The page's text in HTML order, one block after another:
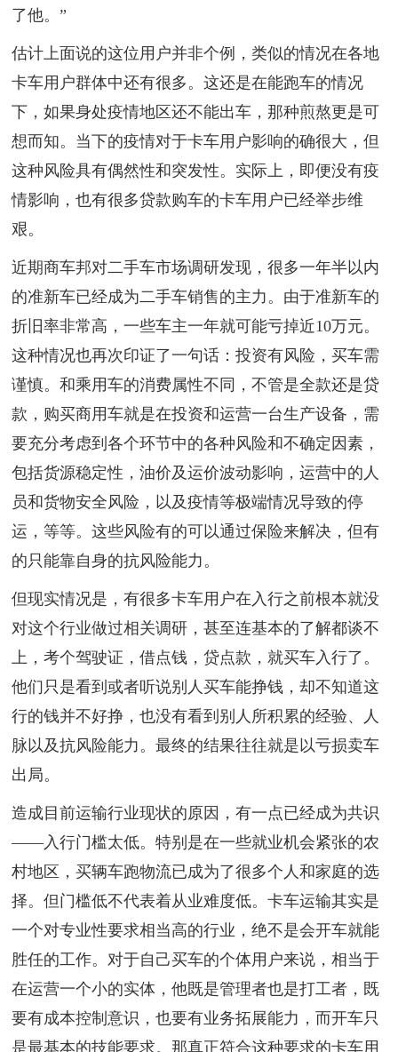
了他。”
估计上面说的这位用户并非个例，类似的情况在各地
卡车用户群体中还有很多。这还是在能跑车的情况
下，如果身处疫情地区还不能出车，那种煎熬更是可
想而知。当下的疫情对于卡车用户影响的确很大，但
这种风险具有偶然性和突发性。实际上，即便没有疫
情影响，也有很多贷款购车的卡车用户已经举步维
艰。
近期商车邦对二手车市场调研发现，很多一年半以内
的准新车已经成为二手车销售的主力。由于准新车的
折旧率非常高，一些车主一年就可能亏掉近10万元。
这种情况也再次印证了一句话：投资有风险，买车需
谨慎。和乘用车的消费属性不同，不管是全款还是贷
款，购买商用车就是在投资和运营一台生产设备，需
要充分考虑到各个环节中的各种风险和不确定因素，
包括货源稳定性，油价及运价波动影响，运营中的人
员和货物安全风险，以及疫情等极端情况导致的停
运，等等。这些风险有的可以通过保险来解决，但有
的只能靠自身的抗风险能力。
但现实情况是，有很多卡车用户在入行之前根本就没
对这个行业做过相关调研，甚至连基本的了解都谈不
上，考个驾驶证，借点钱，贷点款，就买车入行了。
他们只是看到或者听说别人买车能挣钱，却不知道这
行的钱并不好挣，也没有看到别人所积累的经验、人
脉以及抗风险能力。最终的结果往往就是以亏损卖车
出局。
造成目前运输行业现状的原因，有一点已经成为共识
——入行门槛太低。特别是在一些就业机会紧张的农
村地区，买辆车跑物流已成为了很多个人和家庭的选
择。但门槛低不代表着从业难度低。卡车运输其实是
一个对专业性要求相当高的行业，绝不是会开车就能
胜任的工作。对于自己买车的个体用户来说，相当于
在运营一个小的实体，他既是管理者也是打工者，既
要有成本控制意识，也要有业务拓展能力，而开车只
是最基本的技能要求。那真正符合这种要求的卡车用